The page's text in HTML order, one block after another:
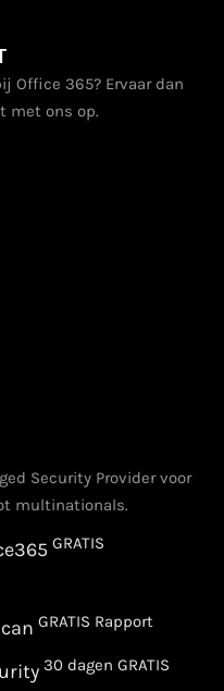
Office 365? Ervaar dan
met ons op.
Security Provider voor
multinationals.
GRATIS
GRATIS Rapport
30 dagen GRATIS